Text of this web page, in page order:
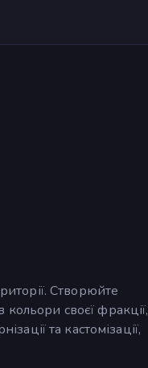
Створюйте
своєї фракції,
та кастомізації,